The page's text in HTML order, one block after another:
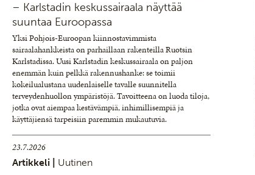
– Karlstadin keskussairaala näyttää
suuntaa Euroopassa
Yksi Pohjois-Euroopan kiinnostavimmista
sairaalahankkeista on parhaillaan rakenteilla Ruotsin
Karlstadissa. Uusi Karlstadin keskussairaala on paljon
enemmän kuin pelkkä rakennushanke: se toimii
kokeilualustana uudenlaiselle tavalle suunnitella
terveydenhuollon ympäristöjä. Tavoitteena on luoda tiloja,
jotka ovat aiempaa kestävämpiä, inhimillisempiä ja
käyttäjiensä tarpeisiin paremmin mukautuvia.
23.7.2026
Artikkeli | Uutinen